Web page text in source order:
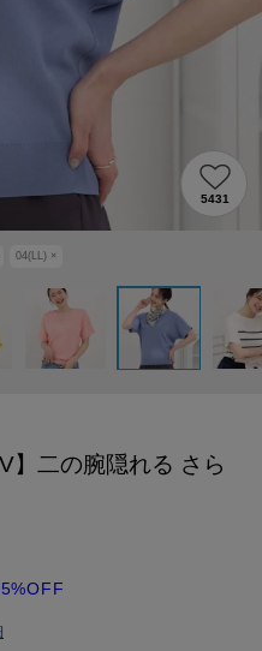
04(LL) ×
5431
】二の腕隠れる さら